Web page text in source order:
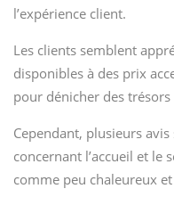
l’expérience client.
Les clients semblent
disponibles à des prix
pour dénicher des trésors
Cependant, plusieurs
concernant l’accueil et le
comme peu chaleureux